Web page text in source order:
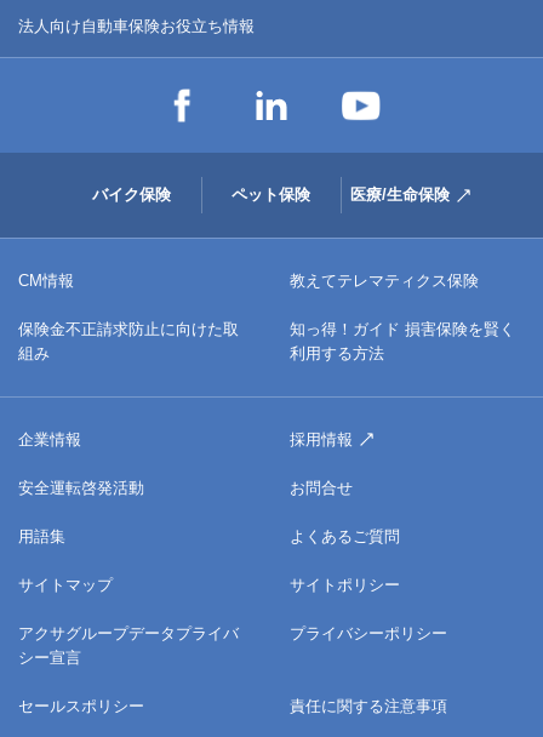
法人向け自動車保険お役立ち情報
バイク保険 ペット保険 医療/生命保険
CM情報 教えてテレマティクス保険
保険金不正請求防止に向けた取
組み
知っ得！ガイド 損害保険を賢く
利用する方法
企業情報 採用情報
安全運転啓発活動 お問合せ
用語集 よくあるご質問
サイトマップ サイトポリシー
アクサグループデータプライバ
シー宣言
プライバシーポリシー
セールスポリシー 責任に関する注意事項